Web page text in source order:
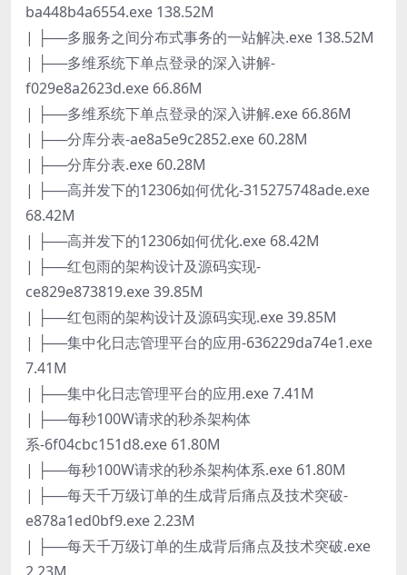
ba448b4a6554.exe 138.52M
| ├──多服务之间分布式事务的一站解决.exe 138.52M
| ├──多维系统下单点登录的深入讲解-
f029e8a2623d.exe 66.86M
| ├──多维系统下单点登录的深入讲解.exe 66.86M
| ├──分库分表-ae8a5e9c2852.exe 60.28M
| ├──分库分表.exe 60.28M
| ├──高并发下的12306如何优化-315275748ade.exe
68.42M
| ├──高并发下的12306如何优化.exe 68.42M
| ├──红包雨的架构设计及源码实现-
ce829e873819.exe 39.85M
| ├──红包雨的架构设计及源码实现.exe 39.85M
| ├──集中化日志管理平台的应用-636229da74e1.exe
7.41M
| ├──集中化日志管理平台的应用.exe 7.41M
| ├──每秒100W请求的秒杀架构体
系-6f04cbc151d8.exe 61.80M
| ├──每秒100W请求的秒杀架构体系.exe 61.80M
| ├──每天千万级订单的生成背后痛点及技术突破-
e878a1ed0bf9.exe 2.23M
| ├──每天千万级订单的生成背后痛点及技术突破.exe